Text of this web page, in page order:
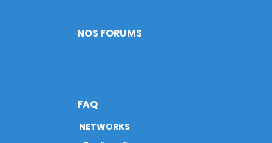
NOS FORUMS
FAQ
NETWORKS